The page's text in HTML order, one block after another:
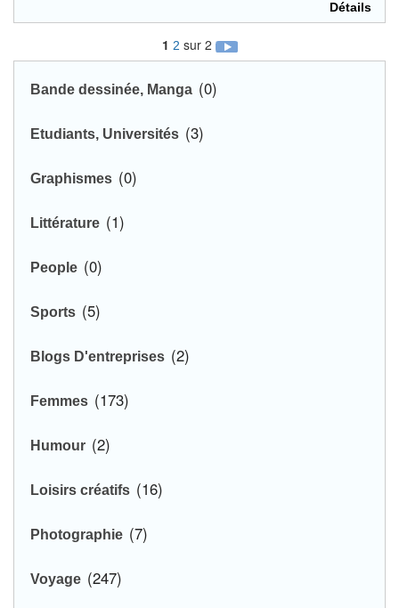
Détails
1 2 sur 2
Bande dessinée, Manga (0)
Etudiants, Universités (3)
Graphismes (0)
Littérature (1)
People (0)
Sports (5)
Blogs D'entreprises (2)
Femmes (173)
Humour (2)
Loisirs créatifs (16)
Photographie (7)
Voyage (247)